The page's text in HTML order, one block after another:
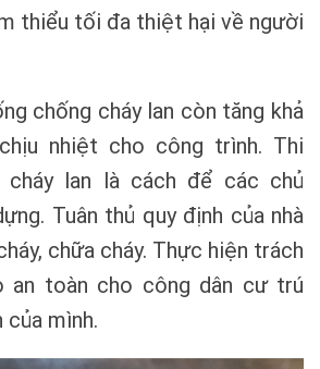
thiểu tối đa thiệt hại về người
chống cháy lan còn tăng khả
nhiệt cho công trình. Thi
lan là cách để các chủ
Tuân thủ quy định của nhà
chữa cháy. Thực hiện trách
an toàn cho công dân cư trú
mình.